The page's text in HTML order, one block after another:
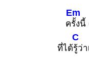
ค
Em
รั้งนี้
ที่ได้
C
รู้ว่